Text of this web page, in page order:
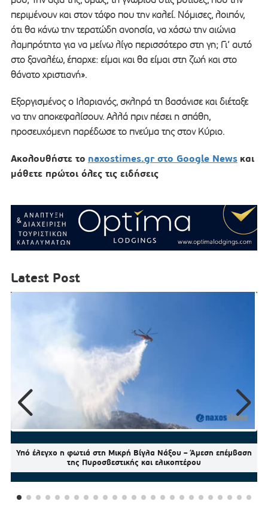
περιμένουν και στον τάφο που την καλεί. Νόμισες, λοιπόν,
ότι θα κάνω την τερατώδη ανοησία, να χάσω την αιώνια
λαμπρότητα για να μείνω λίγο περισσότερο στη γη; Γι’ αυτό
στο ξαναλέω, έπαρχε: είμαι και θα είμαι στη ζωή και στο
θάνατο χριστιανή».
Εξοργισμένος ο Ιλαριανός, σκληρά τη βασάνισε και διέταξε
να την αποκεφαλίσουν. Αλλά πριν πέσει η σπάθη,
προσευχόμενη παρέδωσε το πνεύμα της στον Κύριο.
Ακολουθήστε το naxostimes.gr στο Google News και
μάθετε πρώτοι όλες τις ειδήσεις
Latest Post
Υπό έλεγχο η φωτιά στη Μικρή Βίγλα Νάξου – Άμεση επέμβαση
της Πυροσβεστικής και ελικοπτέρου